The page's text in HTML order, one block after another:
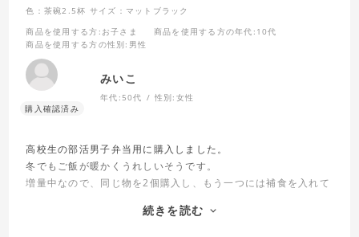
色：茶碗2.5杯 サイズ：マットブラック
商品を使用する方 :お子さま 商品を使用する方の年代 :10代
商品を使用する方の性別:男性
みいこ
年代:50代 性別: 女性
高校生の部活男子弁当用に購入しました。
冬でもご飯が暖かくうれしいそうです。
増量中なので、同じ物を2個購入し、もう一つには補食を入れて
飯用保温容器に氷とゆでたまごとサラダチキンを入れておくと
続きを読む